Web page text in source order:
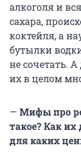
алкоголя и
сахара,
коктейля, а
бутылки
не сочетать.
их в целом
— Мифы про
такое? Как
для каких